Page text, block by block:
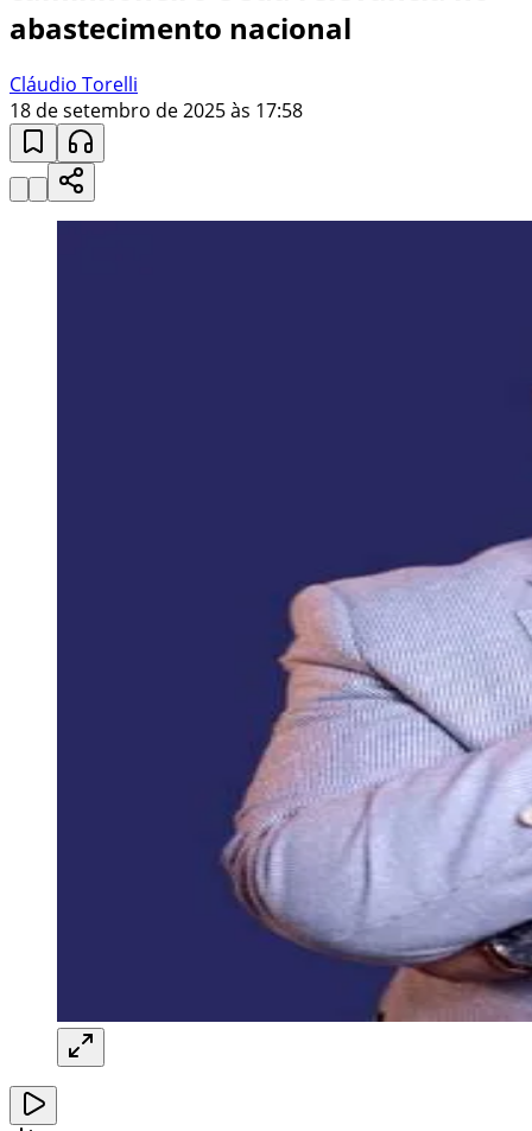
abastecimento nacional
Cláudio Torelli
18 de setembro de 2025 às 17:58